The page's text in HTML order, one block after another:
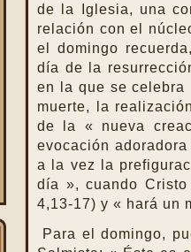
de la Iglesia, una
relación con el
el domingo
día de la
en la que se
muerte, la
de la « nueva
evocación
a la vez la
día », cuando
4,13-17) y « hará un
Para el domingo,